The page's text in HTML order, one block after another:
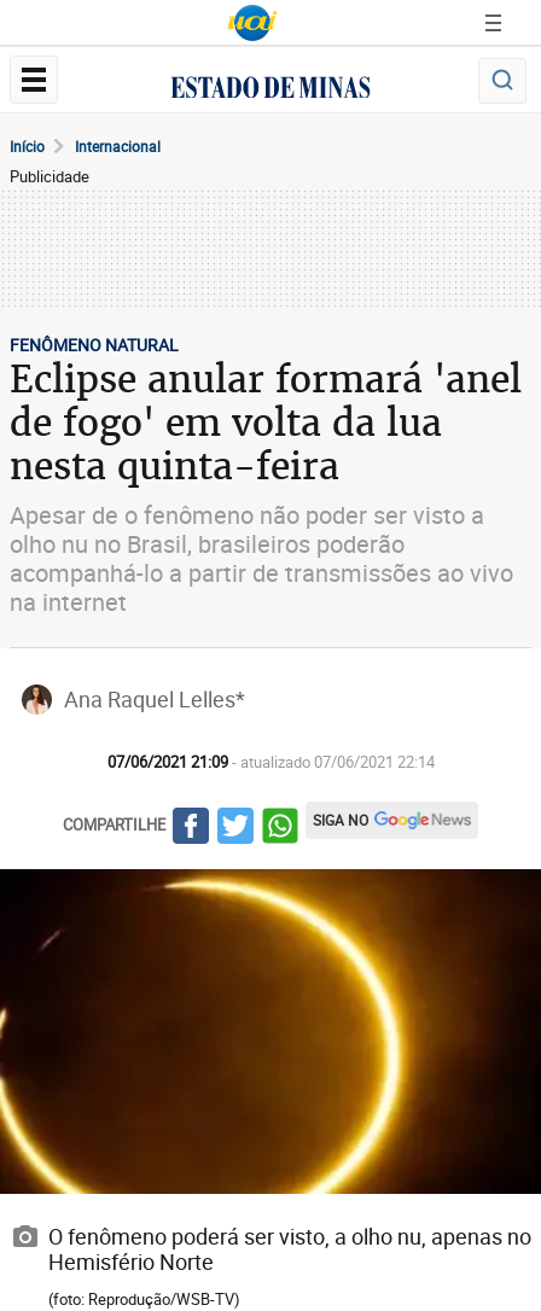
Início Internacional
Publicidade
FENÔMENO NATURAL
Eclipse anular formará 'anel
de fogo' em volta da lua
nesta quinta-feira
Apesar de o fenômeno não poder ser visto a
olho nu no Brasil, brasileiros poderão
acompanhá-lo a partir de transmissões ao vivo
na internet
Ana Raquel Lelles*
07/06/2021 21:09- atualizado 07/06/2021 22:14
COMPARTILHE SIGA NO
O fenômeno poderá ser visto, a olho nu, apenas no
Hemisfério Norte
(foto: Reprodução/WSB-TV)